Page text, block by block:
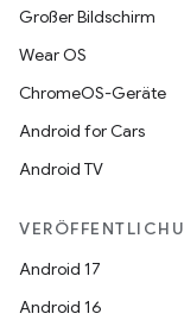
Großer Bildschirm
Wear OS
ChromeOS-Geräte
Android for Cars
Android TV
Android 17
Android 16